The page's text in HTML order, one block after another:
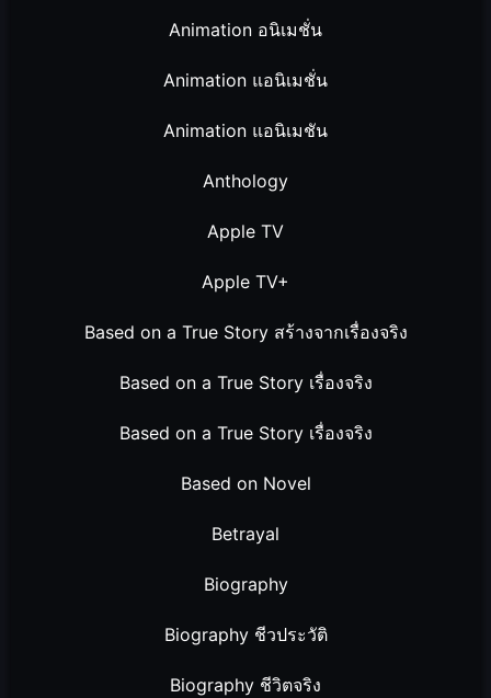
Animation อนิเมชั่น
Animation แอนิเมชั่น
Animation แอนิเมชัน
Anthology
Apple TV
Apple TV+
Based on a True Story สร้างจากเรื่องจริง
Based on a True Story เรื่องจริง
Based on a True Story เรื่องจริง
Based on Novel
Betrayal
Biography
Biography ชีวประวัติ
Biography ชีวิตจริง